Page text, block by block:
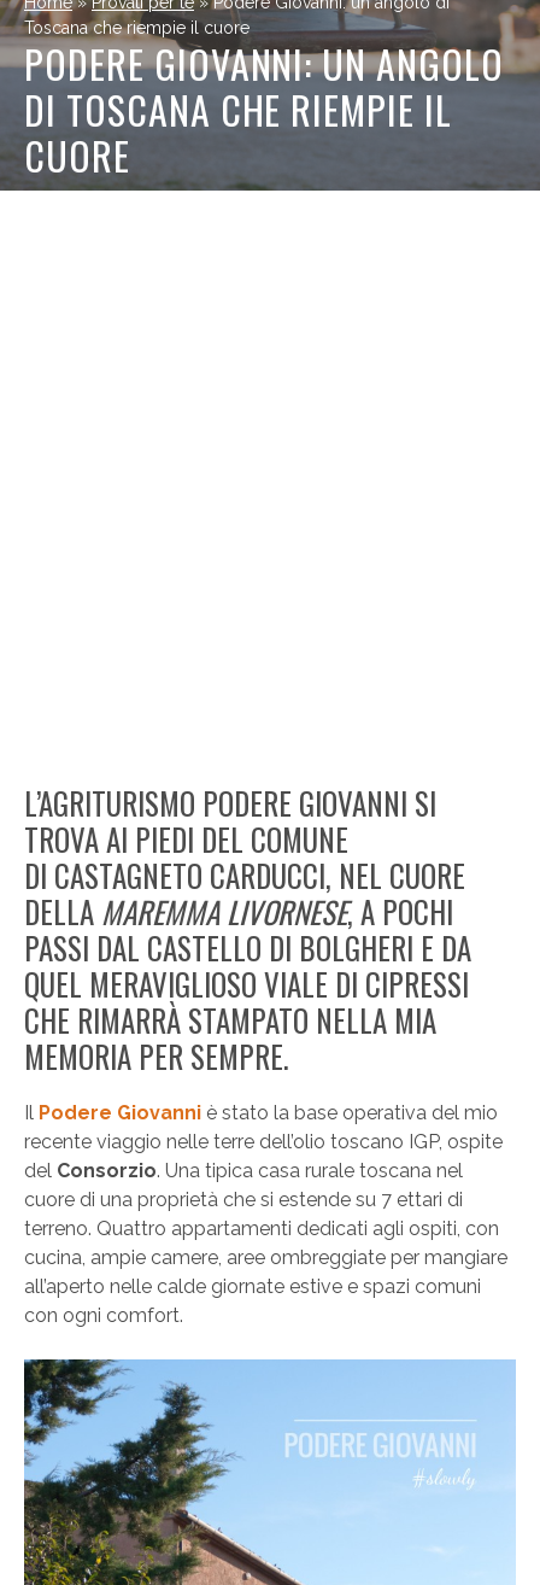
Toscana che riempie il cuore
PODERE GIOVANNI: UN ANGOLO
DI TOSCANA CHE RIEMPIE IL
CUORE
L’AGRITURISMO PODERE GIOVANNI SI
TROVA AI PIEDI DEL COMUNE
DI CASTAGNETO CARDUCCI, NEL CUORE
DELLA MAREMMA LIVORNESE, A POCHI
PASSI DAL CASTELLO DI BOLGHERI E DA
QUEL MERAVIGLIOSO VIALE DI CIPRESSI
CHE RIMARRÀ STAMPATO NELLA MIA
MEMORIA PER SEMPRE.
Il Podere Giovanni è stato la base operativa del mio
recente viaggio nelle terre dell’olio toscano IGP, ospite
del Consorzio. Una tipica casa rurale toscana nel
cuore di una proprietà che si estende su 7 ettari di
terreno. Quattro appartamenti dedicati agli ospiti, con
cucina, ampie camere, aree ombreggiate per mangiare
all’aperto nelle calde giornate estive e spazi comuni
con ogni comfort.